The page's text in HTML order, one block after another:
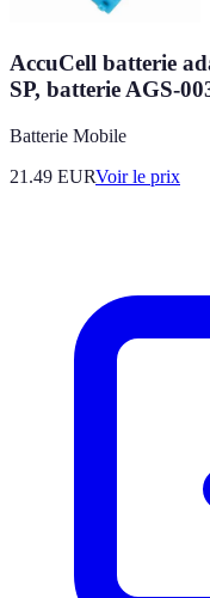
AccuCell batterie
SP, batterie AGS-
Batterie Mobile
21.49 EURVoir le prix